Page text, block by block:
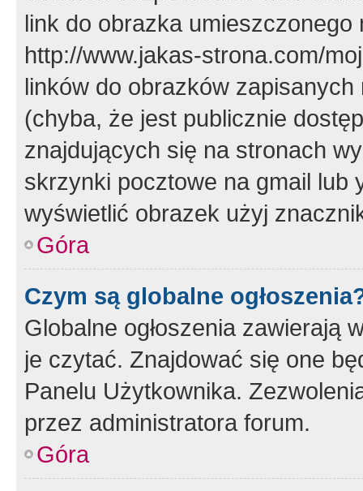
link do obrazka
http://www.jakas-strona.com/
linków do obrazków
(chyba, że jest publicznie
znajdujących się na stronach
skrzynki pocztowe na gmail lub
wyświetlić obrazek użyj
Góra
Czym są globalne
Globalne ogłoszenia zawierają
je czytać. Znajdować się one
Panelu Użytkownika.
przez administratora forum.
Góra